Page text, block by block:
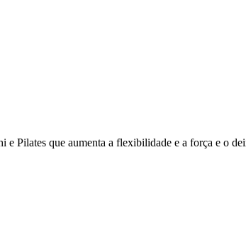
Pilates que aumenta a flexibilidade e a força e o